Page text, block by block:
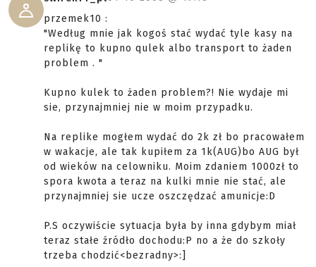
przemek10 :
"Według mnie jak kogoś stać wydać tyle kasy na
replikę to kupno qulek albo transport to żaden
problem . "
Kupno kulek to żaden problem?! Nie wydaje mi
sie, przynajmniej nie w moim przypadku.
Na replike mogłem wydać do 2k zł bo pracowałem
w wakacje, ale tak kupiłem za 1k(AUG)bo AUG był
od wieków na celowniku. Moim zdaniem 1000zł to
spora kwota a teraz na kulki mnie nie stać, ale
przynajmniej sie ucze oszczędzać amunicje:D
P.S oczywiście sytuacja była by inna gdybym miał
teraz stałe źródło dochodu:P no a że do szkoły
trzeba chodzić<bezradny>:]